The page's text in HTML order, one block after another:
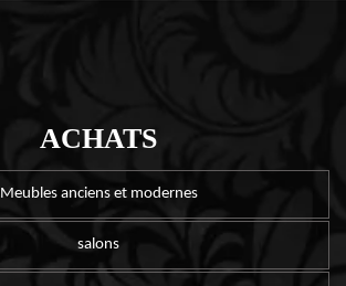
ACHATS
Meubles anciens et modernes
salons